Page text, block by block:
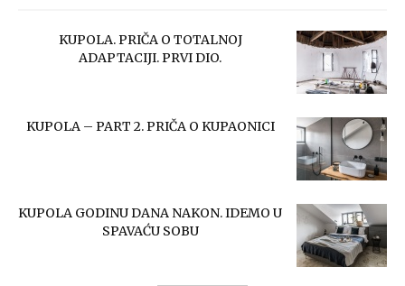
KUPOLA. PRIČA O TOTALNOJ
ADAPTACIJI. PRVI DIO.
KUPOLA – PART 2. PRIČA O KUPAONICI
KUPOLA GODINU DANA NAKON. IDEMO U
SPAVAĆU SOBU